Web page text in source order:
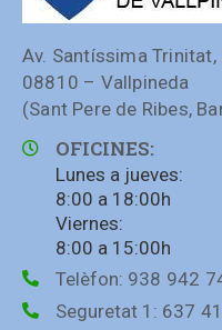
Av. Santíssima Trinitat,
08810 – Vallpineda
(Sant Pere de Ribes,
OFICINES:
Lunes a jueves:
8:00 a 18:00h
Viernes:
8:00 a 15:00h
Telèfon: 938 942
Seguretat 1: 637